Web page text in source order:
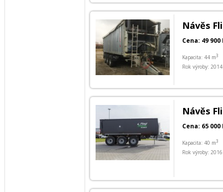
Návěs
Cena: 49 900
Kapacita: 44 m3
Rok výroby: 2014
Návěs
Cena: 65 000
Kapacita: 40 m3
Rok výroby: 2016